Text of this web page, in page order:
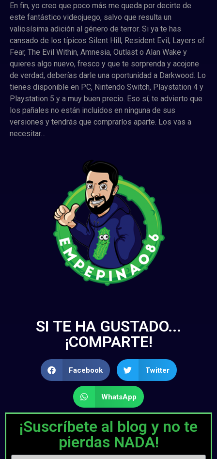
En fin, yo creo que poco más me queda por decirte de
este fantástico videojuego, salvo que resulta un
valiosísima adición al género de terror. Si ya te has
cansado de los típicos Silent Hill, Resident Evil, Layers of
Fear, The Evil Within, Amnesia, Outlast o Alan Wake y
quieres algo nuevo, fresco y que te sorprenda y acojone
de verdad, deberías darle una oportunidad a Darkwood. Lo
tienes disponible en PC, Nintendo Switch, Playstation 4 y
Playstation 5 y a muy buen precio. Eso sí, te advierto que
los pañales no están incluidos en ninguna de sus
versiones y tendrás que comprarlos aparte. Los vas a
necesitar…
SI TE HA GUSTADO...
¡COMPARTE!
Facebook Twitter
WhatsApp
¡Suscríbete al blog y no te
pierdas NADA!